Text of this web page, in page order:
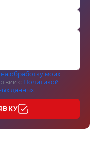
обработку моих
с Политикой
данных